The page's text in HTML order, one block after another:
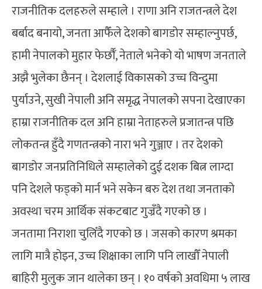
राजनीतिक दलहरुले सम्हाले । राणा अनि राजतन्त्रले देश
बर्बाद बनायो, जनता आफैँले देशको बागडोर सम्हाल्नुपर्छ,
हामी नेपालको मुहार फेर्छौँ, नेताले भनेको यो भाषण जनताले
अझै भुलेका छैनन् । देशलाई विकासको उच्च विन्दुमा
पुर्याउने, सुखी नेपाली अनि समृद्ध नेपालको सपना देखाएका
हाम्रा राजनीतिक दल अनि हाम्रा नेताहरुले प्रजातन्त्र पछि
लोकतन्त्र हुँदै गणतन्त्रको नारा भने गुञ्जाए । तर देशको
बागडोर जनप्रतिनिधिले सम्हालेको दुई दशक बित्न लाग्दा
पनि देशले फड्को मार्न भने सकेन बरु देश तथा जनताको
अवस्था चरम आर्थिक संकटबाट गुज्रँदै गएको छ ।
जनतामा निराशा चुलिँदै गएको छ । जसको कारण श्रमका
लागि मात्रै होइन, उच्च शिक्षाका लागि पनि लाखौँ नेपाली
बाहिरी मुलुक जान थालेका छन् । १० वर्षको अवधिमा ५ लाख